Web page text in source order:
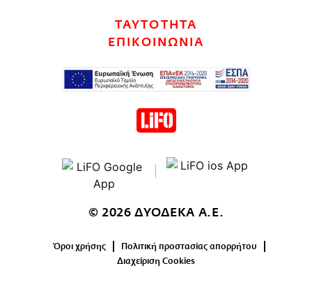
ΤΑΥΤΟΤΗΤΑ
ΕΠΙΚΟΙΝΩΝΙΑ
© 2026 ΔΥΟΔΕΚΑ Α.Ε.
Όροι χρήσης
Πολιτική προστασίας απορρήτου
Διαχείριση Cookies